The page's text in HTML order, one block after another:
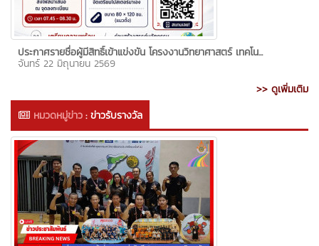
ประกาศรายชื่อผู้มีสิทธิ์เข้าแข่งขัน โครงงานวิทยาศาสตร์ เทคโน...
จันทร์ 22 มิถุนายน 2569
>> ดูเพิ่มเติม
หมวดหมู่ข่าว:ข่าวรับรางวัล